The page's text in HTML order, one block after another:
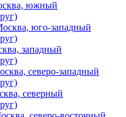
южный
юго-западный
западный
северо-западный
северный